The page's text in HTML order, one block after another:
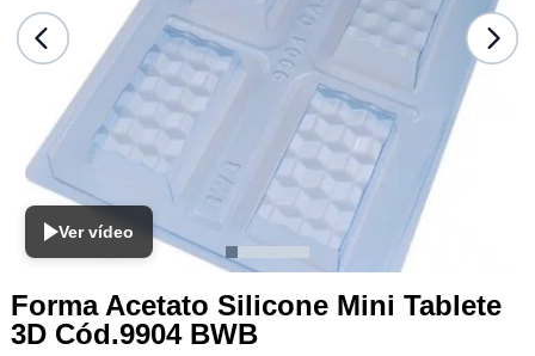
Ver vídeo
Forma Acetato Silicone Mini Tablete
3D Cód.9904 BWB